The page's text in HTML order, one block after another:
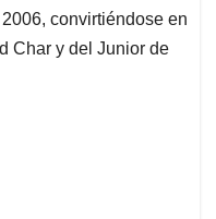
convirtiéndose en
Char y del Junior de